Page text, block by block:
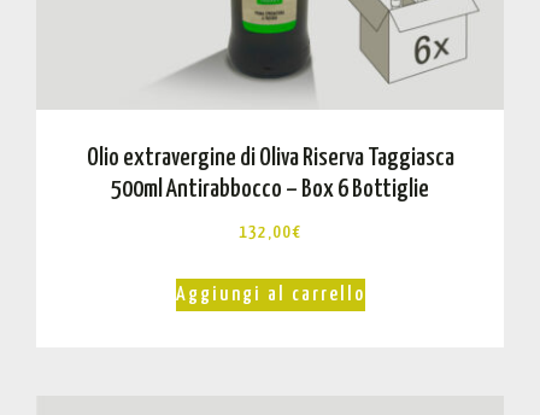
Olio extravergine di Oliva Riserva Taggiasca
500ml Antirabbocco – Box 6 Bottiglie
132,00€
Aggiungi al carrello